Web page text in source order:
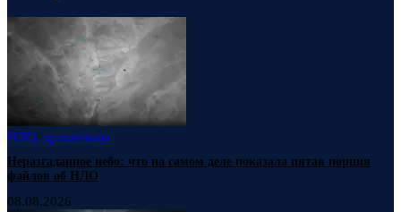
НЛО, пришельцы
Неразгаданное небо: что на самом деле показала пятая порция
файлов об НЛО
08.08.2026